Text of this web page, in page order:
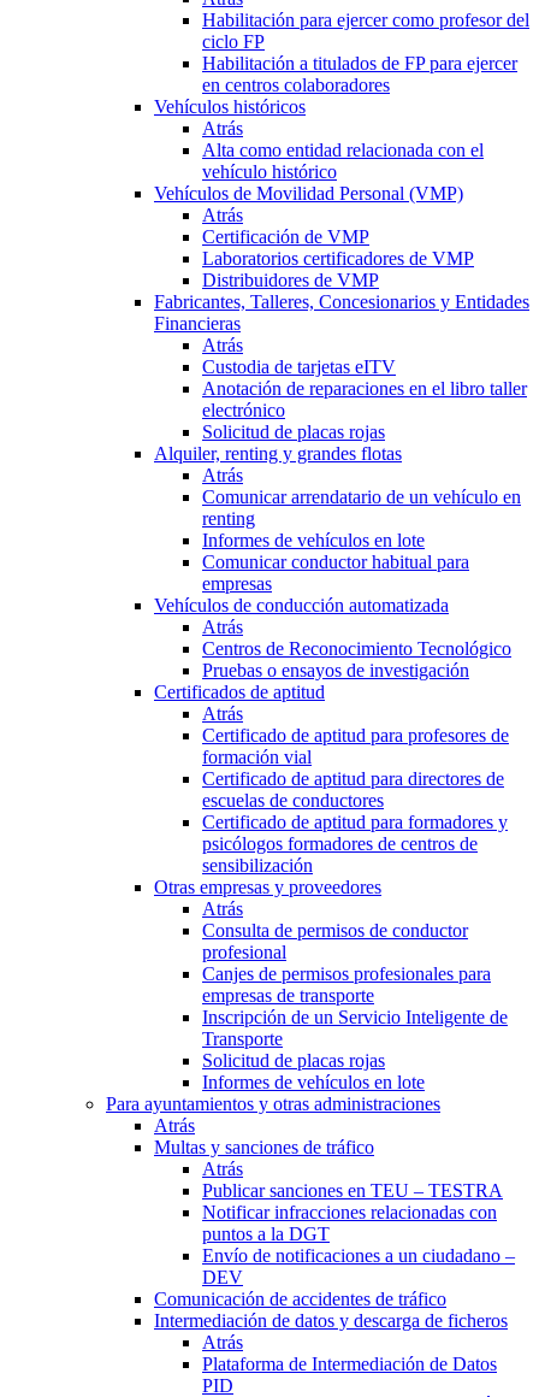
Habilitación para ejercer como profesor del
ciclo FP
Habilitación a titulados de FP para ejercer
en centros colaboradores
Vehículos históricos
Atrás
Alta como entidad relacionada con el
vehículo histórico
Vehículos de Movilidad Personal (VMP)
Atrás
Certificación de VMP
Laboratorios certificadores de VMP
Distribuidores de VMP
Fabricantes, Talleres, Concesionarios y Entidades
Financieras
Atrás
Custodia de tarjetas eITV
Anotación de reparaciones en el libro taller
electrónico
Solicitud de placas rojas
Alquiler, renting y grandes flotas
Atrás
Comunicar arrendatario de un vehículo en
renting
Informes de vehículos en lote
Comunicar conductor habitual para
empresas
Vehículos de conducción automatizada
Atrás
Centros de Reconocimiento Tecnológico
Pruebas o ensayos de investigación
Certificados de aptitud
Atrás
Certificado de aptitud para profesores de
formación vial
Certificado de aptitud para directores de
escuelas de conductores
Certificado de aptitud para formadores y
psicólogos formadores de centros de
sensibilización
Otras empresas y proveedores
Atrás
Consulta de permisos de conductor
profesional
Canjes de permisos profesionales para
empresas de transporte
Inscripción de un Servicio Inteligente de
Transporte
Solicitud de placas rojas
Informes de vehículos en lote
Para ayuntamientos y otras administraciones
Atrás
Multas y sanciones de tráfico
Atrás
Publicar sanciones en TEU – TESTRA
Notificar infracciones relacionadas con
puntos a la DGT
Envío de notificaciones a un ciudadano –
DEV
Comunicación de accidentes de tráfico
Intermediación de datos y descarga de ficheros
Atrás
Plataforma de Intermediación de Datos
PID